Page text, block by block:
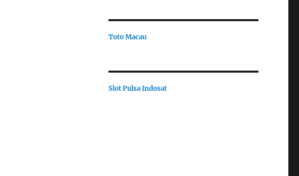
Toto Macau
Slot Pulsa Indosat